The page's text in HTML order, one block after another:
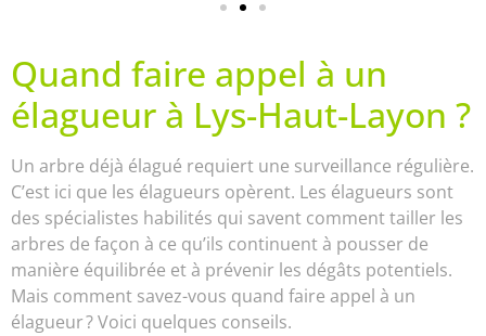
Quand faire appel à un
élagueur à Lys-Haut-Layon ?
Un arbre déjà élagué requiert une surveillance régulière.
C’est ici que les élagueurs opèrent. Les élagueurs sont
des spécialistes habilités qui savent comment tailler les
arbres de façon à ce qu’ils continuent à pousser de
manière équilibrée et à prévenir les dégâts potentiels.
Mais comment savez-vous quand faire appel à un
élagueur ? Voici quelques conseils.